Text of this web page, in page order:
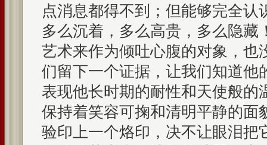
点消息都得不到；但能够完全认
多么沉着，多么高贵，多么隐藏
艺术来作为倾吐心腹的对象，也
们留下一个证据，让我们知道他
表现他长时期的耐性和天使般的
保持着笑容可掬和清明平静的面
验印上一个烙印，决不让眼泪把